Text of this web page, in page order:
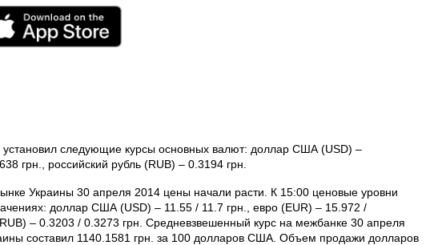
следующие курсы основных валют: доллар США (USD) –
грн., российский рубль (RUB) – 0.3194 грн.
Украины 30 апреля 2014 цены начали расти. К 15:00 ценовые уровни
доллар США (USD) – 11.55 / 11.7 грн., евро (EUR) – 15.972 /
– 0.3203 / 0.3273 грн. Средневзвешенный курс на межбанке 30 апреля
составил 1140.1581 грн. за 100 долларов США. Объем продажи долларов